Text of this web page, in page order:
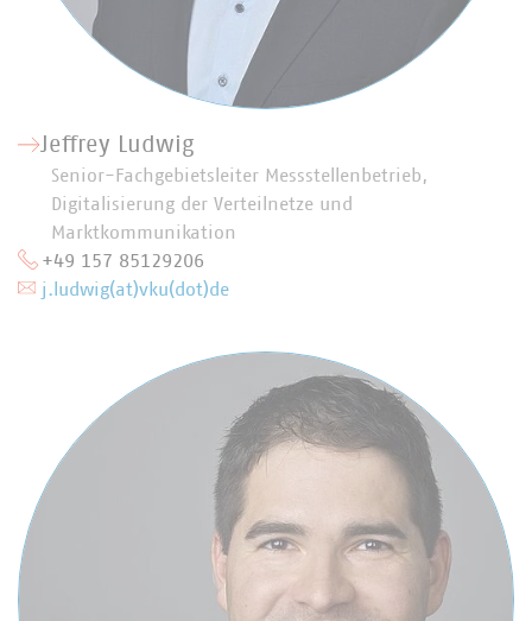
Jeffrey Ludwig
Senior-Fachgebietsleiter Messstellenbetrieb,
Digitalisierung der Verteilnetze und
Marktkommunikation
+49 157 85129206
j.ludwig(at)vku(dot)de